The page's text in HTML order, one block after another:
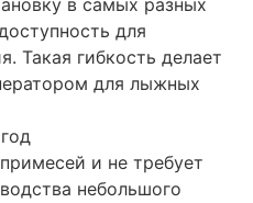
в самых разных
для
Такая гибкость делает
для лыжных
и не требует
небольшого